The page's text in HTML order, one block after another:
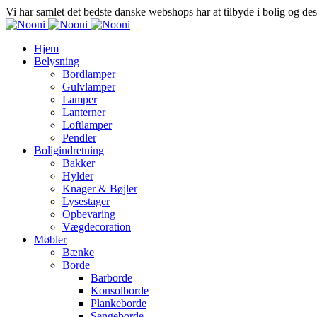
Vi har samlet det bedste danske webshops har at tilbyde i bolig og
Hjem
Belysning
Bordlamper
Gulvlamper
Lamper
Lanterner
Loftlamper
Pendler
Boligindretning
Bakker
Hylder
Knager & Bøjler
Lysestager
Opbevaring
Vægdecoration
Møbler
Bænke
Borde
Barborde
Konsolborde
Plankeborde